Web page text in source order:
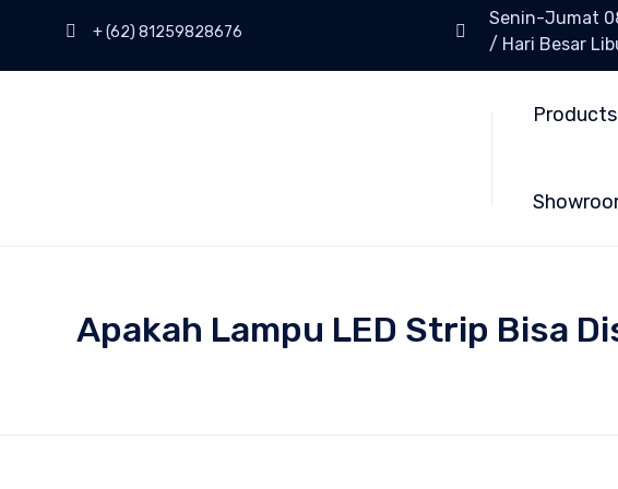
+ (62) 81259828676
Senin-Jumat
/ Hari Besar
Products
Apakah Lampu LED Strip Bisa